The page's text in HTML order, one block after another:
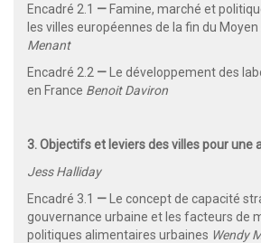
Encadré 2.1 — Famine, marché et
les villes européennes de la fin du Moyen
Menant
Encadré 2.2 —
Le développement des
en France Benoit Daviron
3. Objectifs et leviers des villes pour une
Jess Halliday
Encadré 3.1 —
Le concept de capacité
gouvernance urbaine et les facteurs de
politiques alimentaires urbaines Wendy